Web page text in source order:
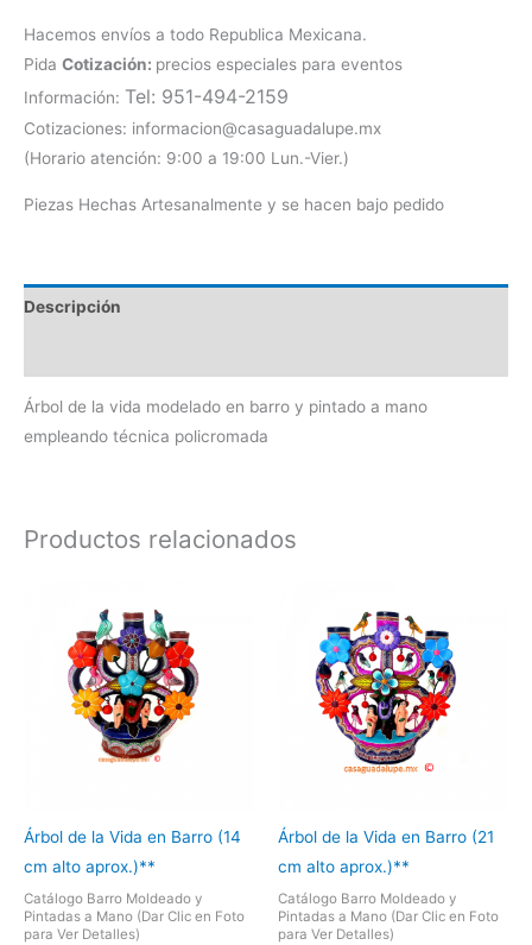
Hacemos envíos a todo Republica Mexicana.
Pida Cotización: precios especiales para eventos
Información: Tel: 951-494-2159
Cotizaciones: informacion@casaguadalupe.mx
(Horario atención: 9:00 a 19:00 Lun.-Vier.)
Piezas Hechas Artesanalmente y se hacen bajo pedido
Descripción
Árbol de la vida modelado en barro y pintado a mano
empleando técnica policromada
Productos relacionados
Árbol de la Vida en Barro (14
cm alto aprox.)**
Catálogo Barro Moldeado y
Pintadas a Mano (Dar Clic en Foto
para Ver Detalles)
Árbol de la Vida en Barro (21
cm alto aprox.)**
Catálogo Barro Moldeado y
Pintadas a Mano (Dar Clic en Foto
para Ver Detalles)